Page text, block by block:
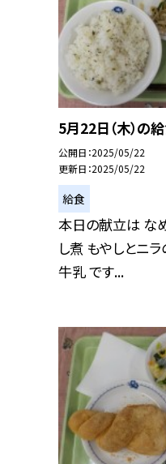
5月22日（木）の
公開日 2025/05/22
更新日 2025/05/22
給食
本日の献立は な
し煮 もやしとニ
牛乳 です...